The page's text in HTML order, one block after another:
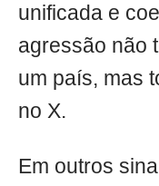
unificada e
agressão não
um país, mas
no X.
Em outros